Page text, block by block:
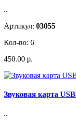
..
Артикул: 03055
Кол-во: 6
450.00 р.
Звуковая карта
..